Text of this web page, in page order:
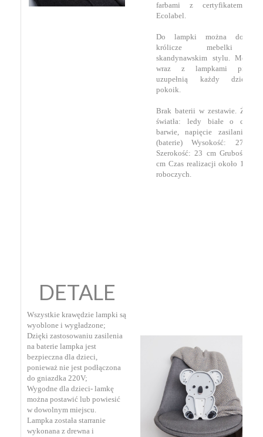
farbami z certyfikatem EU
Ecolabel.
Do lampki można dokupić
królicze mebelki w
skandynawskim stylu. Mebelki
wraz z lampkami pięknie
uzupełnią każdy dziecięcy
pokoik.
Brak baterii w zestawie. Źródło
światła: ledy białe o ciepłej
barwie, napięcie zasilania 3V
(baterie) Wysokość: 27 cm
Szerokość: 23 cm Grubość: 6,5
cm Czas realizacji około 14 dni
roboczych.
DETALE
Wszystkie krawędzie lampki są
wyoblone i wygładzone;
Dzięki zastosowaniu zasilenia
na baterie lampka jest
bezpieczna dla dzieci,
ponieważ nie jest podłączona
do gniazdka 220V;
Wygodne dla dzieci- lamkę
można postawić lub powiesić
w dowolnym miejscu.
Lampka została starranie
wykonana z drewna i